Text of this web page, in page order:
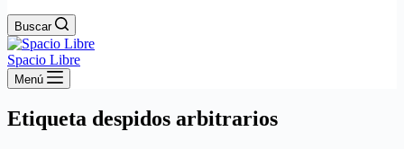
Buscar
Spacio Libre
Menú
Etiqueta despidos arbitrarios